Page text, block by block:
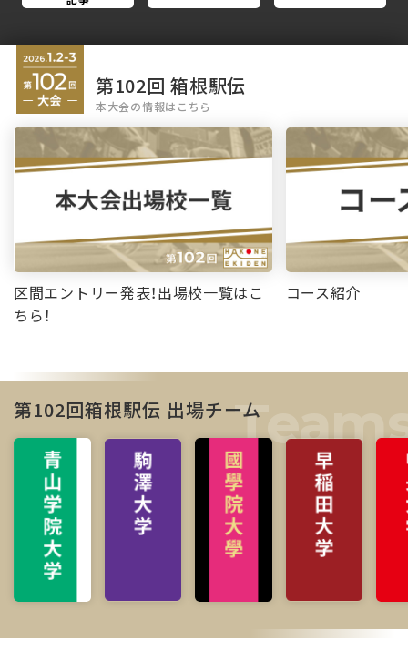
第102回 箱根駅伝
本大会の情報はこちら
区間エントリー発表！出場校一覧はこ
ちら！
コース紹介
第102回箱根駅伝 出場チーム